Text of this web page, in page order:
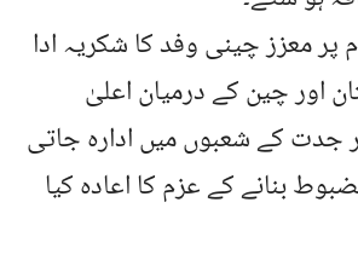
پر معزز چینی وفد کا شکریہ ادا
اور چین کے درمیان اعلیٰ
جدت کے شعبوں میں ادارہ جاتی
بنانے کے عزم کا اعادہ کیا